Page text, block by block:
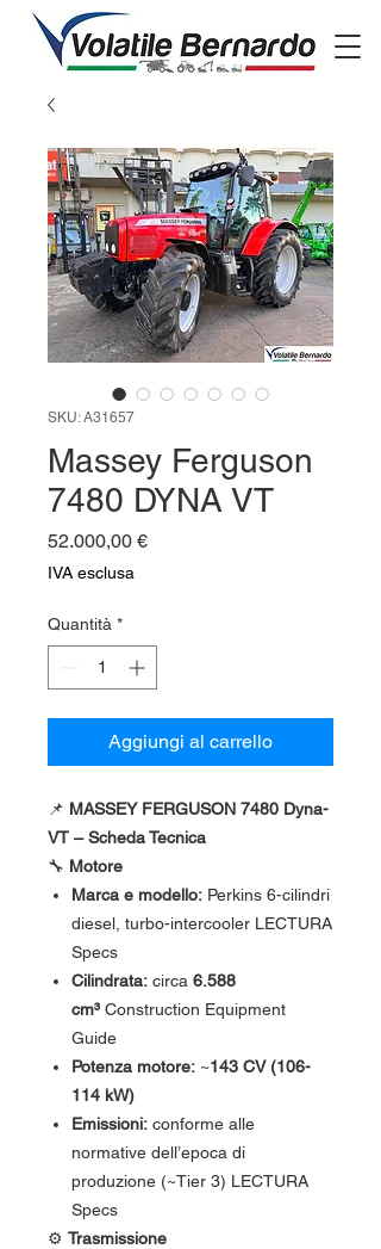
SKU: A31657
Massey Ferguson
7480 DYNA VT
52.000,00 €Prezzo
IVA esclusa
Quantità *
Aggiungi al carrello
📌 MASSEY FERGUSON 7480 Dyna-
VT – Scheda Tecnica
🔧 Motore
Marca e modello: Perkins 6-cilindri
diesel, turbo-intercooler LECTURA
Specs
Cilindrata: circa 6.588
cm³ Construction Equipment
Guide
Potenza motore: ~143 CV (106-
114 kW)
Emissioni: conforme alle
normative dell’epoca di
produzione (~Tier 3) LECTURA
Specs
⚙️ Trasmissione